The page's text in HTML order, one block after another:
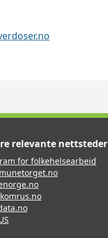
relevante nettsteder
for folkehelsearbeid